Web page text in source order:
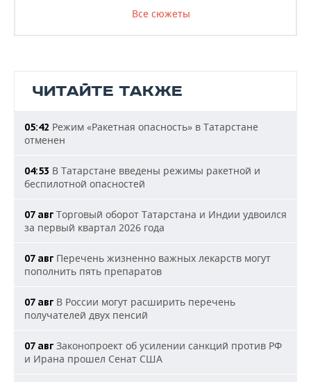
Все сюжеты
ЧИТАЙТЕ ТАКЖЕ
05:42 Режим «Ракетная опасность» в Татарстане
отменен
04:53 В Татарстане введены режимы ракетной и
беспилотной опасностей
07 авг Торговый оборот Татарстана и Индии удвоился
за первый квартал 2026 года
07 авг Перечень жизненно важных лекарств могут
пополнить пять препаратов
07 авг В России могут расширить перечень
получателей двух пенсий
07 авг Законопроект об усилении санкций против РФ
и Ирана прошел Сенат США